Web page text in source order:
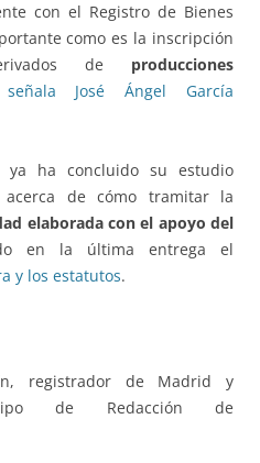
con el Registro de Bienes
como es la inscripción
de producciones
José Ángel García
ha concluido su estudio
de cómo tramitar la
elaborada con el apoyo del
en la última entrega el
y los estatutos.
registrador de Madrid y
de Redacción de